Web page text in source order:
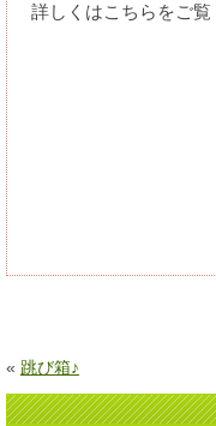
詳しくはこちらをご
« 跳び箱♪